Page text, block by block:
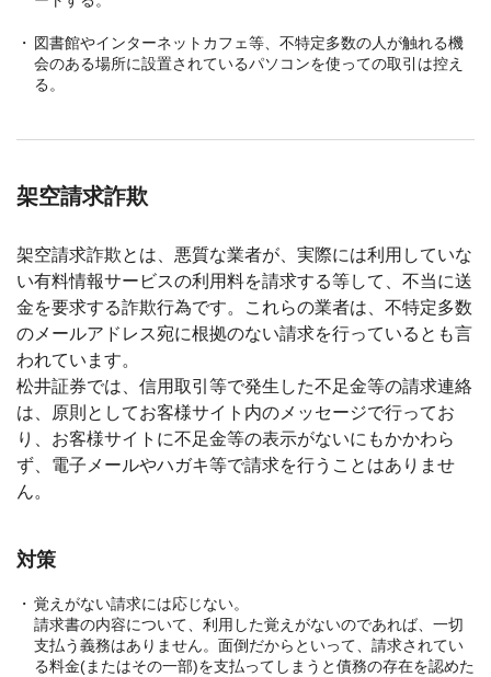
図書館やインターネットカフェ等、不特定多数の人が触れる機
会のある場所に設置されているパソコンを使っての取引は控え
る。
架空請求詐欺
架空請求詐欺とは、悪質な業者が、実際には利用していな
い有料情報サービスの利用料を請求する等して、不当に送
金を要求する詐欺行為です。これらの業者は、不特定多数
のメールアドレス宛に根拠のない請求を行っているとも言
われています。
松井証券では、信用取引等で発生した不足金等の請求連絡
は、原則としてお客様サイト内のメッセージで行ってお
り、お客様サイトに不足金等の表示がないにもかかわら
ず、電子メールやハガキ等で請求を行うことはありませ
ん。
対策
覚えがない請求には応じない。
請求書の内容について、利用した覚えがないのであれば、一切
支払う義務はありません。面倒だからといって、請求されてい
る料金(またはその一部)を支払ってしまうと債務の存在を認めた